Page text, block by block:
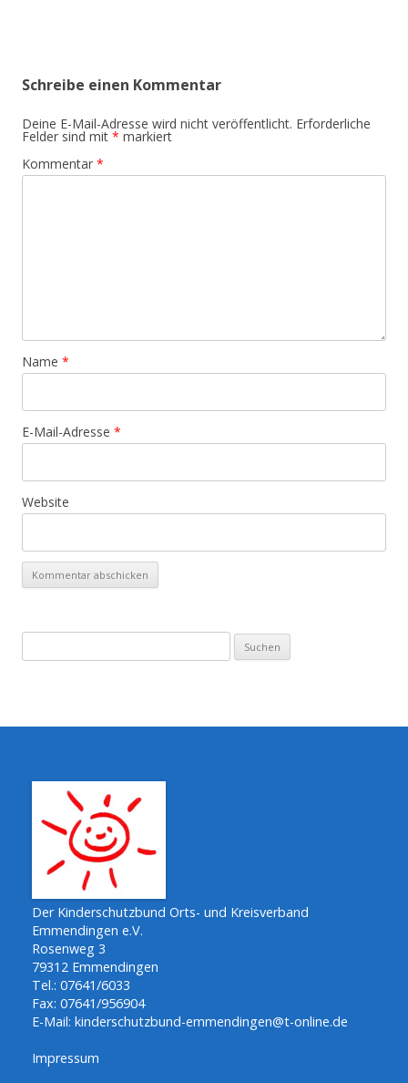
Schreibe einen Kommentar
Deine E-Mail-Adresse wird nicht veröffentlicht. Erforderliche
Felder sind mit * markiert
Kommentar *
Name *
E-Mail-Adresse *
Website
nach:
Der Kinderschutzbund Orts- und Kreisverband
Emmendingen e.V.
Rosenweg 3
79312 Emmendingen
Tel.: 07641/6033
Fax: 07641/956904
E-Mail: kinderschutzbund-emmendingen@t-online.de
Impressum